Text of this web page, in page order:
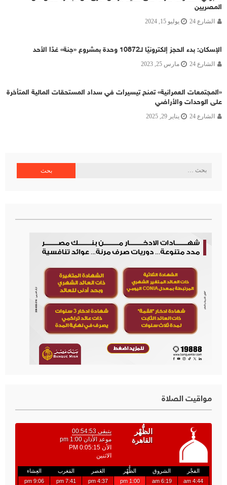
المصريين
الشارع 24 يوليو 15, 2024
الإسكان: بدء الحجز إلكترونيًا لـ10872 وحدة بمشروع «جنة» غدًا الأحد
الشارع 24 مارس 25, 2023
«المجتمعات العمرانية» تمنح تيسيرات في سداد المستحقات المالية المتأخرة
على الوحدات والأراضي
الشارع 24 يناير 29, 2025
البحث
مواقيت الصلاة